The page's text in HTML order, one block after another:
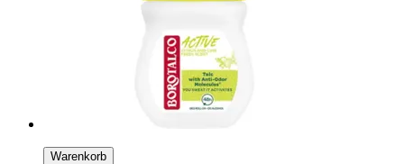
Warenkorb